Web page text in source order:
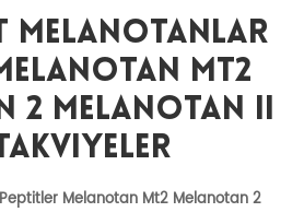
Melanotanlar
Mt2
2 Melanotan II
Melanotan Mt2 Melanotan 2